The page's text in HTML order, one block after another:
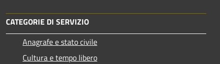
CATEGORIE DI SERVIZIO
Anagrafe e stato civile
Cultura e tempo libero